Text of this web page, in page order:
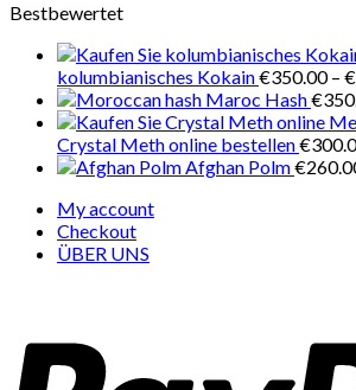
Bestbewertet
kolumbianisches Kokain€350.00 – €
Maroc Hash€
Crystal Meth online bestellen€
Afghan Polm€
My account
Checkout
ÜBER UNS